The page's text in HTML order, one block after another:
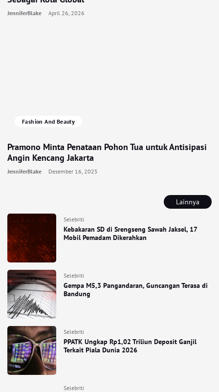
Lainnya
Selebriti
Kebakaran SD di Srengseng Sawah Jaksel, 17
Mobil Pemadam Dikerahkan
Selebriti
Gempa M5,3 Pangandaran, Guncangan Terasa di
Bandung
Selebriti
PPATK Ungkap Rp1,02 Triliun Deposit Ganjil
Terkait Piala Dunia 2026
Selebriti
JenniferBlake April 26, 2026
Fashion And Beauty
Pramono Minta Penataan Pohon Tua untuk Antisipasi
Angin Kencang Jakarta
JenniferBlake Desember 16, 2025